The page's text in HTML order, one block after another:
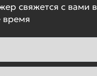
свяжется с вами в